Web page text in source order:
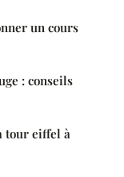
un cours
: conseils
tour eiffel à